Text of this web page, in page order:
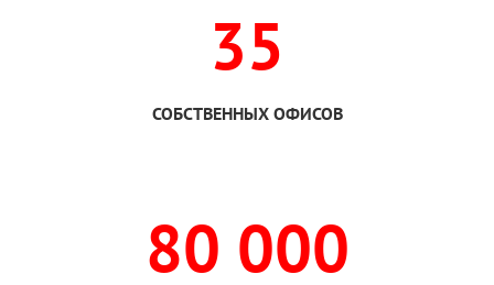
35
СОБСТВЕННЫХ ОФИСОВ
80 000